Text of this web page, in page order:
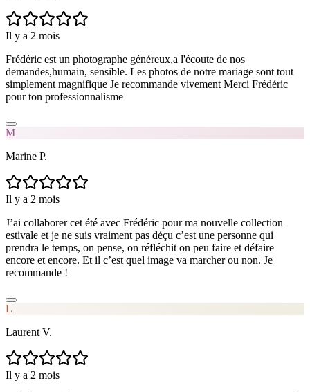
Il y a 2 mois
Frédéric est un photographe généreux,a l'écoute de nos
demandes,humain, sensible. Les photos de notre mariage sont tout
simplement magnifique Je recommande vivement Merci Frédéric
pour ton professionnalisme
M
Marine P.
Il y a 2 mois
J’ai collaborer cet été avec Frédéric pour ma nouvelle collection
estivale et je ne suis vraiment pas déçu c’est une personne qui
prendra le temps, on pense, on réfléchit on peu faire et défaire
encore et encore. Et il c’est quel image va marcher ou non. Je
recommande !
L
Laurent V.
Il y a 2 mois